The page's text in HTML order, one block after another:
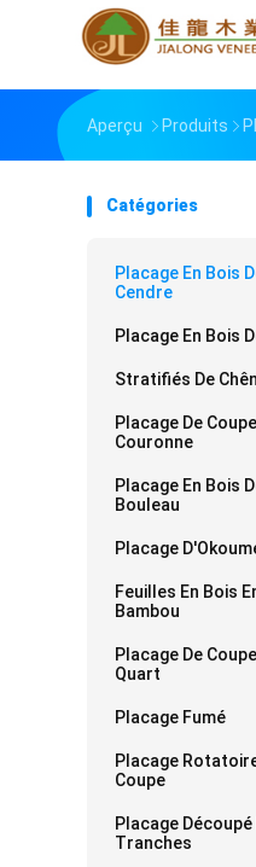
Aperçu Produits
Catégories
Placage En Bois
Cendre
Placage En Bois
Stratifiés De
Placage De
Couronne
Placage En Bois
Bouleau
Placage
Feuilles En Bois
Bambou
Placage De
Quart
Placage Fumé
Placage
Coupe
Placage Découpé
Tranches